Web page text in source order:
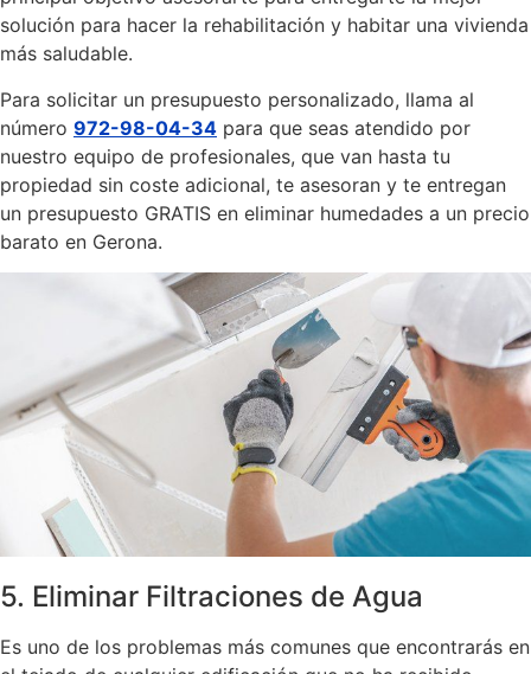
solución para hacer la rehabilitación y habitar una vivienda
más saludable.
Para solicitar un presupuesto personalizado, llama al
número 972-98-04-34 para que seas atendido por
nuestro equipo de profesionales, que van hasta tu
propiedad sin coste adicional, te asesoran y te entregan
un presupuesto GRATIS en eliminar humedades a un precio
barato en Gerona.
5. Eliminar Filtraciones de Agua
Es uno de los problemas más comunes que encontrarás en